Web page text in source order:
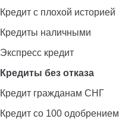
Кредит с плохой историей
Кредиты наличными
Экспресс кредит
Кредиты без отказа
Кредит гражданам СНГ
Кредит со 100 одобрением